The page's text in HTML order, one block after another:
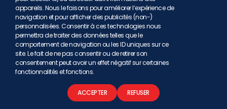
GARUDA HOLIDAY
Nos garanties
appareils. Nous le faisons pour améliorer l’expérience de
navigation et pour afficher des publicités (non-)
personnalisées. Consentir à ces technologies nous
permettra de traiter des données telles que le
comportement de navigation ou les ID uniques sur ce
site. Le fait de ne pas consentir ou de retirer son
consentement peut avoir un effet négatif sur certaines
fonctionnalités et fonctions.
ACCEPTER REFUSER